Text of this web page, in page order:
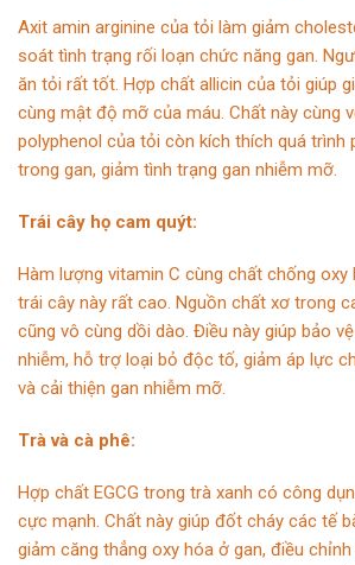
Axit amin arginine của tỏi làm giảm
soát tình trạng rối loạn chức năng gan.
ăn tỏi rất tốt. Hợp chất allicin của tỏi giúp
cùng mật độ mỡ của máu. Chất này cùng
polyphenol của tỏi còn kích thích quá trình
trong gan, giảm tình trạng gan nhiễm mỡ.
Trái cây họ cam quýt:
Hàm lượng vitamin C cùng chất chống
trái cây này rất cao. Nguồn chất xơ trong
cũng vô cùng dồi dào. Điều này giúp bảo
nhiễm, hỗ trợ loại bỏ độc tố, giảm áp lực
và cải thiện gan nhiễm mỡ.
Trà và cà phê:
Hợp chất EGCG trong trà xanh có công
cực mạnh. Chất này giúp đốt cháy các tế
giảm căng thẳng oxy hóa ở gan, điều